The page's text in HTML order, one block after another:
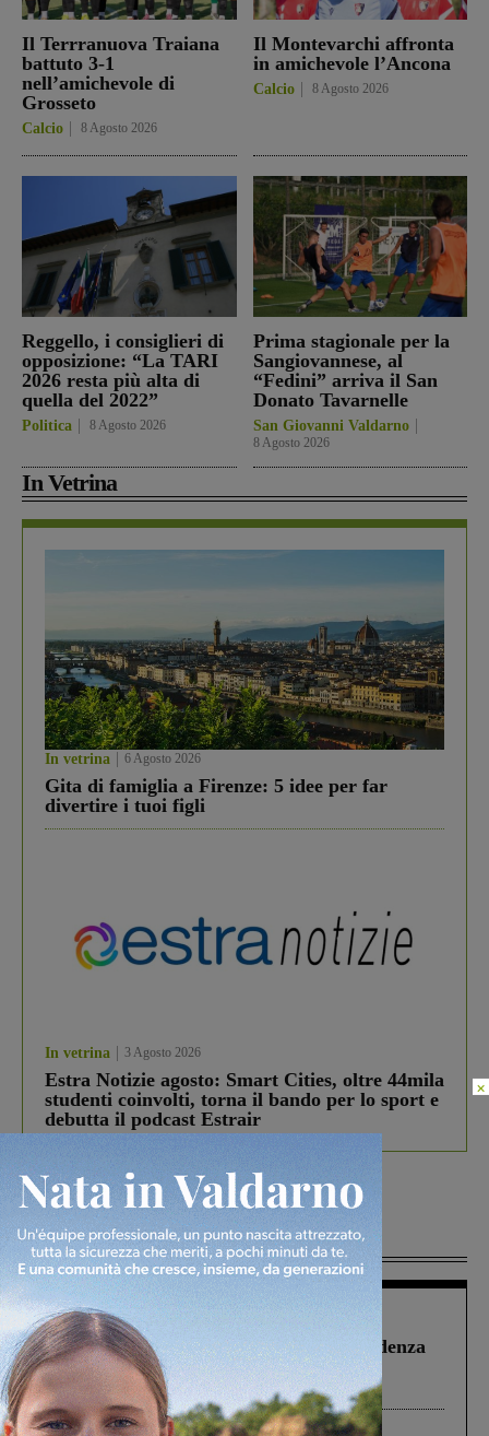
Il Terrranuova Traiana
battuto 3-1
nell’amichevole di
Grosseto
Calcio 8 Agosto 2026
Il Montevarchi affronta
in amichevole l’Ancona
Calcio 8 Agosto 2026
Reggello, i consiglieri di
opposizione: “La TARI
2026 resta più alta di
quella del 2022”
Politica 8 Agosto 2026
Prima stagionale per la
Sangiovannese, al
“Fedini” arriva il San
Donato Tavarnelle
San Giovanni Valdarno
8 Agosto 2026
In Vetrina
In vetrina 6 Agosto 2026
Gita di famiglia a Firenze: 5 idee per far
divertire i tuoi figli
In vetrina 3 Agosto 2026
Estra Notizie agosto: Smart Cities, oltre 44mila
studenti coinvolti, torna il bando per lo sport e
debutta il podcast Estrair
Più lette
Figline Incisa Valdarno 1 Agosto 2026
Piscina di Figline finanziata oltre la scadenza
Pnrr, il gruppo di Fratelli d’Italia: “Un
ringraziamento al Governo”
×